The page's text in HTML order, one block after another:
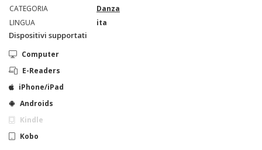
CATEGORIA
Danza
LINGUA
ita
Dispositivi supportati
Computer
E-Readers
iPhone/iPad
Androids
Kindle
Kobo